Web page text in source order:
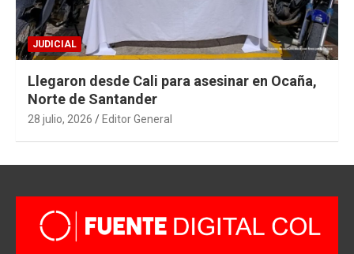
JUDICIAL
Llegaron desde Cali para asesinar en Ocaña,
Norte de Santander
28 julio, 2026 Editor General